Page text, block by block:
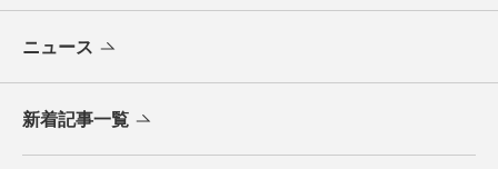
ニュース
新着記事一覧